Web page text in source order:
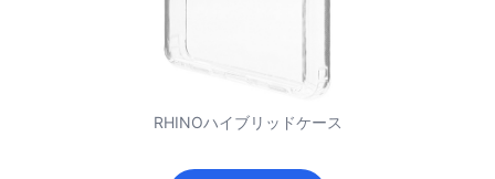
RHINOハイブリッドケース